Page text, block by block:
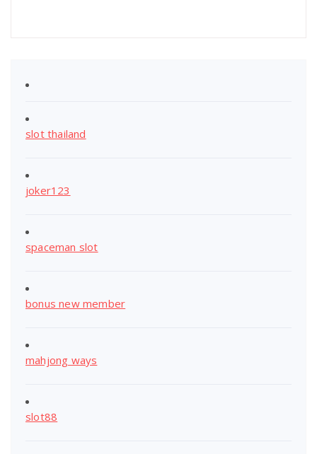
slot thailand
joker123
spaceman slot
bonus new member
mahjong ways
slot88